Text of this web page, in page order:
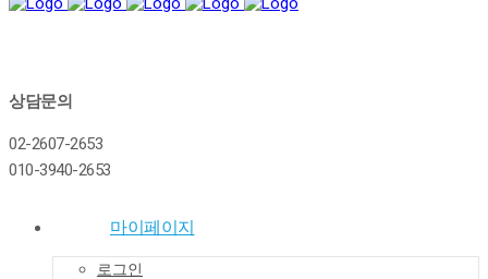
상담문의
02-2607-2653
010-3940-2653
마이페이지
로그인